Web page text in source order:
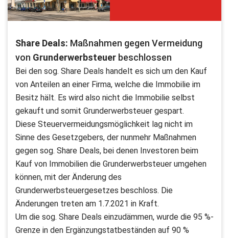
Share Deals: Maßnahmen gegen Vermeidung
von Grunderwerbsteuer beschlossen
Bei den sog. Share Deals handelt es sich um den Kauf
von Anteilen an einer Firma, welche die Immobilie im
Besitz hält. Es wird also nicht die Immobilie selbst
gekauft und somit Grunderwerbsteuer gespart.
Diese Steuervermeidungsmöglichkeit lag nicht im
Sinne des Gesetzgebers, der nunmehr Maßnahmen
gegen sog. Share Deals, bei denen Investoren beim
Kauf von Immobilien die Grunderwerbsteuer umgehen
können, mit der Änderung des
Grunderwerbsteuergesetzes beschloss. Die
Änderungen treten am 1.7.2021 in Kraft.
Um die sog. Share Deals einzudämmen, wurde die 95 %-
Grenze in den Ergänzungstatbeständen auf 90 %